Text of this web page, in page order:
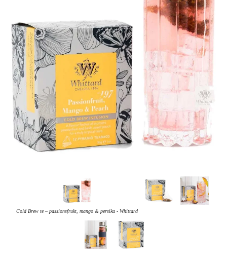
Cold Brew te – passionsfrukt, mango & persika - Whittard